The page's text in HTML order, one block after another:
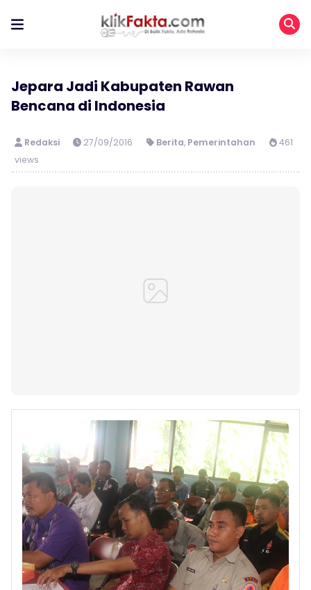
Jepara Jadi Kabupaten Rawan
Bencana di Indonesia
Redaksi 27/09/2016 Berita, Pemerintahan
461
views